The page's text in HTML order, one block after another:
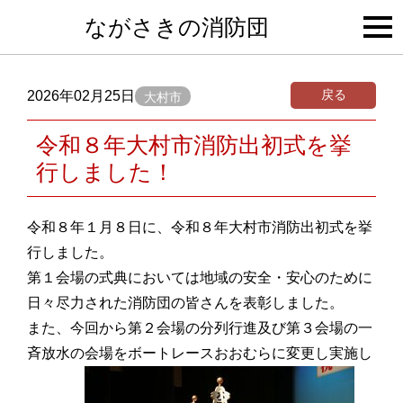
ながさきの消防団
2026年02月25日 大村市 戻る
令和８年大村市消防出初式を挙
行しました！
令和８年１月８日に、令和８年大村市消防出初式を挙
行しました。
第１会場の式典においては地域の安全・安心のために
日々尽力された消防団の皆さんを表彰しました。
また、今回から第２会場の分列行進及び第３会場の一
斉放水の会場をボートレースおおむらに変更し実施し